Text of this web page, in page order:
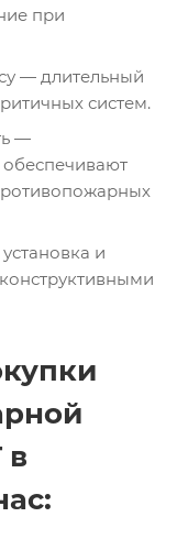
при
— длительный
систем.
—
и
в